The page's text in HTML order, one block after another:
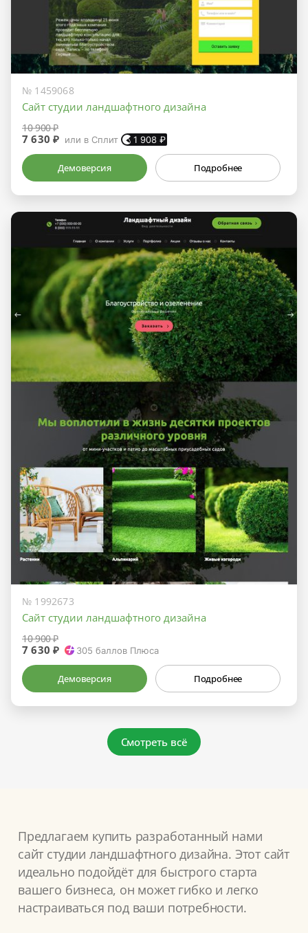
№ 1459068
Сайт студии ландшафтного дизайна
10 900 ₽
7 630 ₽ или в Сплит 1 908 ₽
Демоверсия Подробнее
№ 1992673
Сайт студии ландшафтного дизайна
10 900 ₽
7 630 ₽ 305 баллов Плюса
Демоверсия Подробнее
Смотреть всё
Предлагаем купить разработанный нами
сайт студии ландшафтного дизайна. Этот сайт
идеально подойдёт для быстрого старта
вашего бизнеса, он может гибко и легко
настраиваться под ваши потребности.